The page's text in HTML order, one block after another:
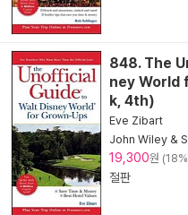
848. The
ney World
k, 4th)
Eve Zibart
John Wiley &
19,300원
절판